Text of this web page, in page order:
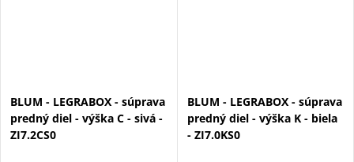
BLUM - LEGRABOX - súprava
predný diel - výška C - sivá -
ZI7.2CS0
BLUM - LEGRABOX - súprava
predný diel - výška K - biela
- ZI7.0KS0